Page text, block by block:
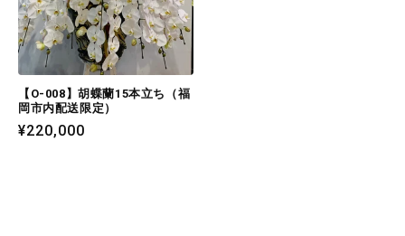
【O-008】胡蝶蘭15本立ち（福
岡市内配送限定）
通
¥220,000